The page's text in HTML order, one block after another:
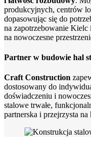
produkcyjnych, centrów
dopasowując się do
na zapotrzebowanie
na nowoczesne
Partner w budowie hal
Craft Construction
dostosowany do
doświadczeniu i
stalowe trwałe,
partnerska i przejrzysta na